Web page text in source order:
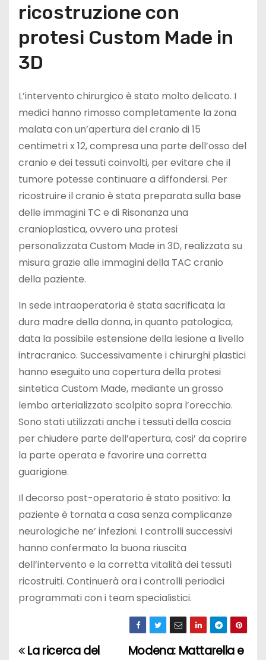
ricostruzione con
protesi Custom Made in
3D
L’intervento chirurgico è stato molto delicato. I
medici hanno rimosso completamente la zona
malata con un’apertura del cranio di 15
centimetri x 12, compresa una parte dell’osso del
cranio e dei tessuti coinvolti, per evitare che il
tumore potesse continuare a diffondersi. Per
ricostruire il cranio è stata preparata sulla base
delle immagini TC e di Risonanza una
cranioplastica, ovvero una protesi
personalizzata Custom Made in 3D, realizzata su
misura grazie alle immagini della TAC cranio
della paziente.
In sede intraoperatoria è stata sacrificata la
dura madre della donna, in quanto patologica,
data la possibile estensione della lesione a livello
intracranico. Successivamente i chirurghi plastici
hanno eseguito una copertura della protesi
sintetica Custom Made, mediante un grosso
lembo arterializzato scolpito sopra l’orecchio.
Sono stati utilizzati anche i tessuti della coscia
per chiudere parte dell’apertura, cosi’ da coprire
la parte operata e favorire una corretta
guarigione.
Il decorso post-operatorio è stato positivo: la
paziente è tornata a casa senza complicanze
neurologiche ne’ infezioni. I controlli successivi
hanno confermato la buona riuscita
dell’intervento e la corretta vitalità dei tessuti
ricostruiti. Continuerà ora i controlli periodici
programmati con i team specialistici.
N
Modena: Mattarella e
La ricerca del